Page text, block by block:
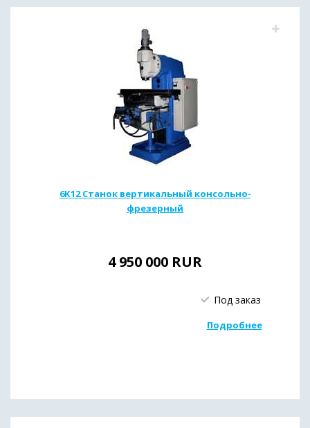
6К12 Станок вертикальный консольно-
фрезерный
4 950 000 RUR
Под заказ
Подробнее